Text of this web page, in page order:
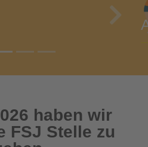
Turnen
Next
haben wir
FSJ Stelle zu